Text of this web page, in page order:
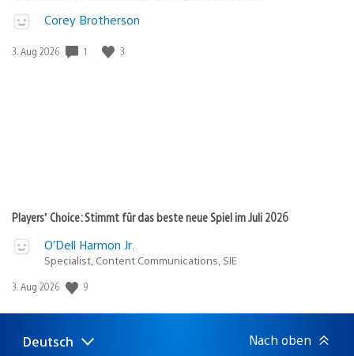
Corey Brotherson
Veröffentlichungsdatum:
3. Aug 2026 1 3
Players’ Choice: Stimmt für das beste neue Spiel im Juli 2026
O’Dell Harmon Jr.
Specialist, Content Communications, SIE
Veröffentlichungsdatum:
3. Aug 2026 9
Select
Aktuelle
Deutsch Nach oben